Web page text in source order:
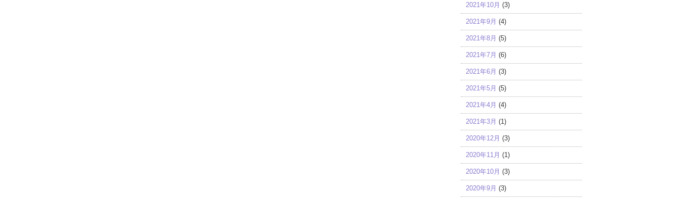
2021年10月 (3)
2021年9月 (4)
2021年8月 (5)
2021年7月 (6)
2021年6月 (3)
2021年5月 (5)
2021年4月 (4)
2021年3月 (1)
2020年12月 (3)
2020年11月 (1)
2020年10月 (3)
2020年9月 (3)